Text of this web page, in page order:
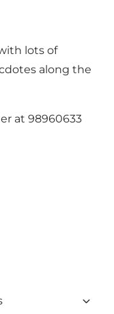
lots of
along the
at 98960633